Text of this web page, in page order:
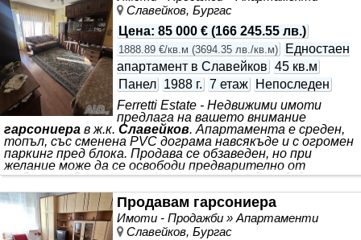
ключ за огледи.
Славейков, Бургас
Цена: 85 000 € (166 245.55 лв.)
1888.89 €/кв.м (3694.35 лв./кв.м)
Едностаен
апартамент в Славейков 45 кв.м
Панел 1988 г. 7 етаж
Непоследен
Ferretti Estate - Недвижими имоти
предлага на вашето внимание
гарсониера в ж.к. Славейков. Апартамента е среден,
топъл, със сменена PVC дограма навсякъде и с огромен
паркинг пред блока. Продава се обзаведен, но при
желание може да се освободи предварително от
мебелите. За повече информация и огледи, обадете се
на посочения телефон! Разполагаме с ключ в офиса!
Продавам гарсониера
Имоти - Продажби » Апартаменти
Славейков, Бургас